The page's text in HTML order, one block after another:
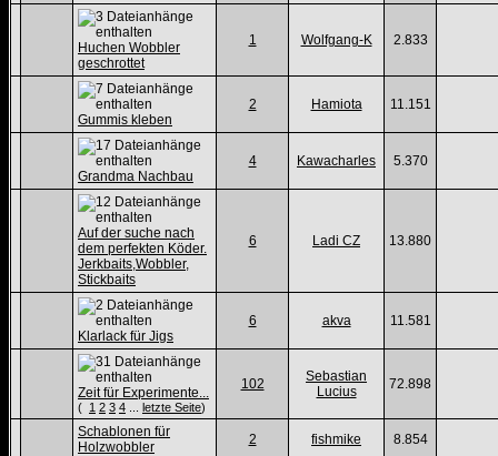
Huchen Wobbler
geschrottet
1 Wolfgang-K 2.833
Gummis kleben
2 Hamiota 11.151
Grandma Nachbau
4 Kawacharles 5.370
Auf der suche nach
dem perfekten Köder.
Jerkbaits,Wobbler,
Stickbaits
6 Ladi CZ 13.880
Klarlack für Jigs
6 akva 11.581
Zeit für Experimente...
( 1 2 3 4 letzte Seite)
102
Sebastian
Lucius
72.898
Schablonen für
Holzwobbler
2 fishmike 8.854